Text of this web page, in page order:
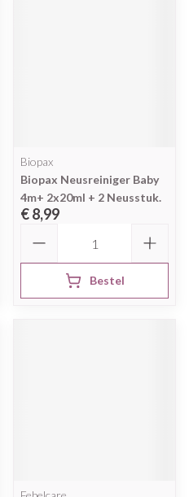
Biopax
Biopax Neusreiniger Baby
4m+ 2x20ml + 2 Neusstuk.
€ 8,99
Bestel